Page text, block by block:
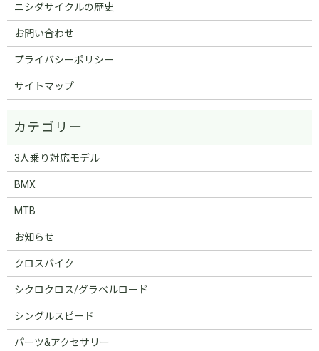
ニシダサイクルの歴史
お問い合わせ
プライバシーポリシー
サイトマップ
3人乗り対応モデル
BMX
MTB
お知らせ
クロスバイク
シクロクロス/グラベルロード
シングルスピード
パーツ&アクセサリー